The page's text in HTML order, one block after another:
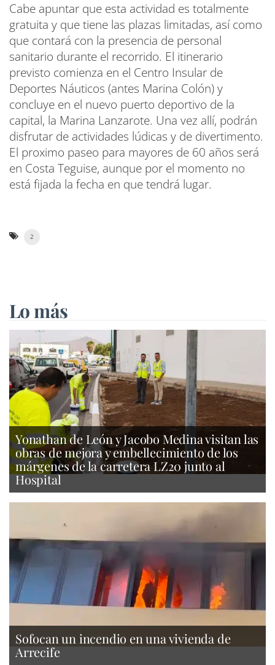
Cabe apuntar que esta actividad es totalmente
gratuita y que tiene las plazas limitadas, así como
que contará con la presencia de personal
sanitario durante el recorrido. El itinerario
previsto comienza en el Centro Insular de
Deportes Náuticos (antes Marina Colón) y
concluye en el nuevo puerto deportivo de la
capital, la Marina Lanzarote. Una vez allí, podrán
disfrutar de actividades lúdicas y de divertimento.
El proximo paseo para mayores de 60 años será
en Costa Teguise, aunque por el momento no
está fijada la fecha en que tendrá lugar.
2
Lo más
Yonathan de León y Jacobo Medina visitan las
obras de mejora y embellecimiento de los
márgenes de la carretera LZ20 junto al
Hospital
Sofocan un incendio en una vivienda de
Arrecife